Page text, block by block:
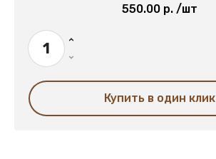
550.00 р. /шт
Купить в один клик